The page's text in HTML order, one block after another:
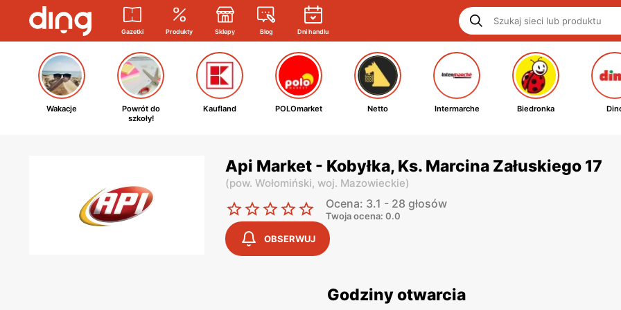
Gazetki Produkty Sklepy Blog Dni handlu
Wakacje
Powrót do
szkoły!
Kaufland POLOmarket Netto Intermarche Biedronka
Api Market - Kobyłka, Ks. Marcina Załuskiego 17
(pow. Wołomiński, woj. Mazowieckie)
Ocena: 3.1 - 28 głosów
Twoja ocena: 0.0
OBSERWUJ
Godziny otwarcia